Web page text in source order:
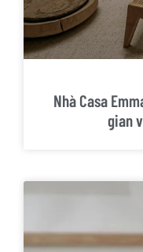
Nhà Casa
gian